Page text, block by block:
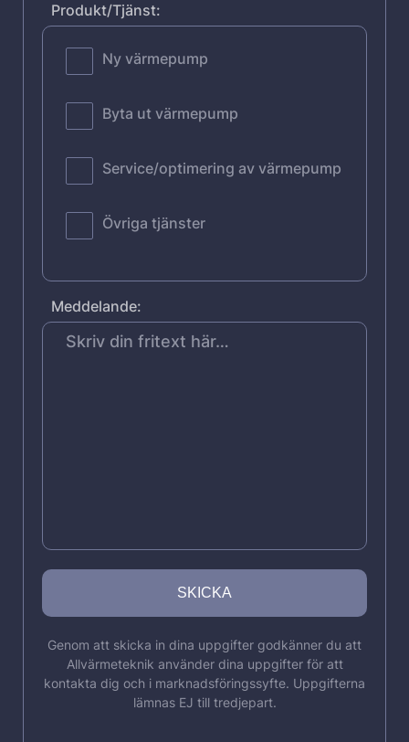
Produkt/Tjänst:
Ny värmepump
Byta ut värmepump
Service/optimering av värmepump
Övriga tjänster
Meddelande:
Genom att skicka in dina uppgifter godkänner du att
Allvärmeteknik använder dina uppgifter för att
kontakta dig och i marknadsföringssyfte. Uppgifterna
lämnas EJ till tredjepart.